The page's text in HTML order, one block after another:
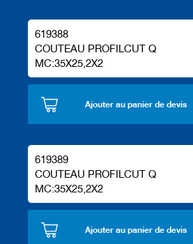
619388
COUTEAU PROFILCUT Q
MC:35X25,2X2
Ajouter au panier de devis
619389
COUTEAU PROFILCUT Q
MC:35X25,2X2
Ajouter au panier de devis